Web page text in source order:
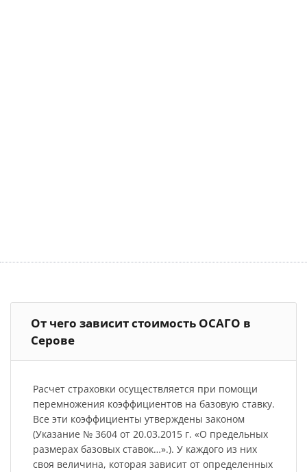
От чего зависит стоимость ОСАГО в
Серове
Расчет страховки осуществляется при помощи
перемножения коэффициентов на базовую ставку.
Все эти коэффициенты утверждены законом
(Указание № 3604 от 20.03.2015 г. «О предельных
размерах базовых ставок…».). У каждого из них
своя величина, которая зависит от определенных